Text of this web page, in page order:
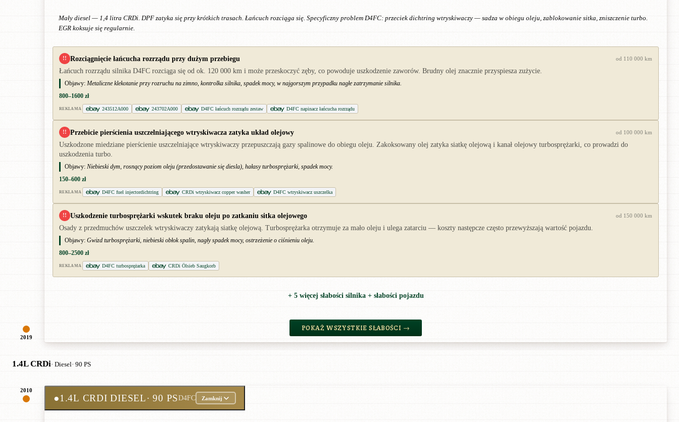
2019
Mały diesel — 1,4 litra CRDi. DPF zatyka się przy krótkich trasach. Łańcuch rozciąga się. Specyficzny problem D4FC: przeciek dichtring wtryskiwaczy — sadza w obiegu oleju, zablokowanie sitka, zniszczenie turbo.
EGR koksuje się regularnie.
!! Rozciągnięcie łańcucha rozrządu przy dużym przebiegu od 110 000 km
Łańcuch rozrządu silnika D4FC rozciąga się od ok. 120 000 km i może przeskoczyć zęby, co powoduje uszkodzenie zaworów. Brudny olej znacznie przyspiesza zużycie.
Objawy: Metaliczne klekotanie przy rozruchu na zimno, kontrolka silnika, spadek mocy, w najgorszym przypadku nagłe zatrzymanie silnika.
800–1600 zł
REKLAMA 243512A000 243702A000 D4FC łańcuch rozrządu zestaw D4FC napinacz łańcucha rozrządu
!! Przebicie pierścienia uszczelniającego wtryskiwacza zatyka układ olejowy od 100 000 km
Uszkodzone miedziane pierścienie uszczelniające wtryskiwaczy przepuszczają gazy spalinowe do obiegu oleju. Zakoksowany olej zatyka siatkę olejową i kanał olejowy turbosprężarki, co prowadzi do
uszkodzenia turbo.
Objawy: Niebieski dym, rosnący poziom oleju (przedostawanie się diesla), hałasy turbosprężarki, spadek mocy.
150–600 zł
REKLAMA D4FC fuel injectordichtring CRDi wtryskiwacz copper washer D4FC wtryskiwacz uszczelka
!! Uszkodzenie turbosprężarki wskutek braku oleju po zatkaniu sitka olejowego od 150 000 km
Osady z przedmuchów uszczelek wtryskiwaczy zatykają siatkę olejową. Turbosprężarka otrzymuje za mało oleju i ulega zatarciu — koszty następcze często przewyższają wartość pojazdu.
Objawy: Gwizd turbosprężarki, niebieski obłok spalin, nagły spadek mocy, ostrzeżenie o ciśnieniu oleju.
800–2500 zł
REKLAMA D4FC turbosprężarka CRDi Ölsieb Saugkorb
+ 5 więcej słabości silnika + słabości pojazdu
POKAŻ WSZYSTKIE SŁABOŚCI →
1.4L CRDi· Diesel· 90 PS
2010
●1.4L CRDI DIESEL· 90 PSD4FC Zamknij